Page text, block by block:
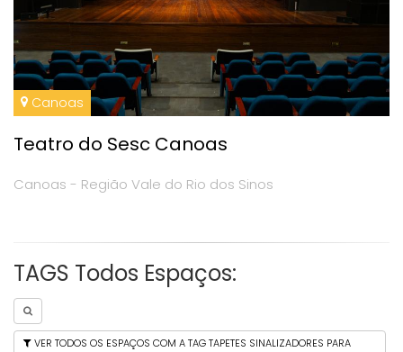
Canoas
Teatro do Sesc Canoas
Canoas - Região Vale do Rio dos Sinos
TAGS Todos Espaços:
VER TODOS OS ESPAÇOS COM A TAG TAPETES SINALIZADORES PARA